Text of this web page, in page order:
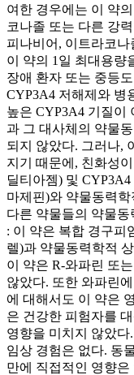
여한 경우에는 이 약
코나졸 또는 다른 강
피나비어, 이트라코
이 약의 1일 최대용량
장애 환자 또는 중등
CYP3A4 저해제와 병
높은 CYP3A4 기질이
과 그 대사체의 약물
되지 않았다. 그러나,
지기 때문에, 친화성
딜티아젬) 및
마제핀)와 약물동력
다른 약물들의 약물
: 이 약은 복합 경구피
렐)과 약물동력학적
이 약은 R-와파린 또
않았다. 또한 와파린
에 대해서도 이 약은
은 건강한 피험자를
영향을 미치지 않았
임상 경험은 없다. 동
만에 직접적인 영향은